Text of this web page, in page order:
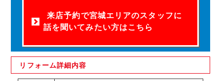
来店予約で宮城エリアのスタッフに
話を聞いてみたい方はこちら
リフォーム詳細内容